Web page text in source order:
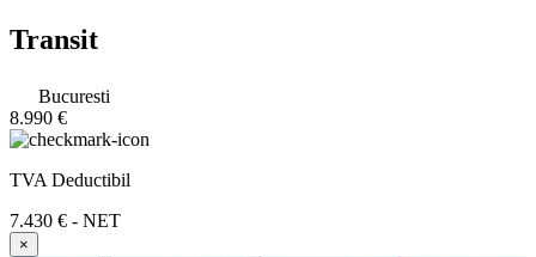
Transit
Bucuresti
8.990 €
TVA Deductibil
7.430 € - NET
×